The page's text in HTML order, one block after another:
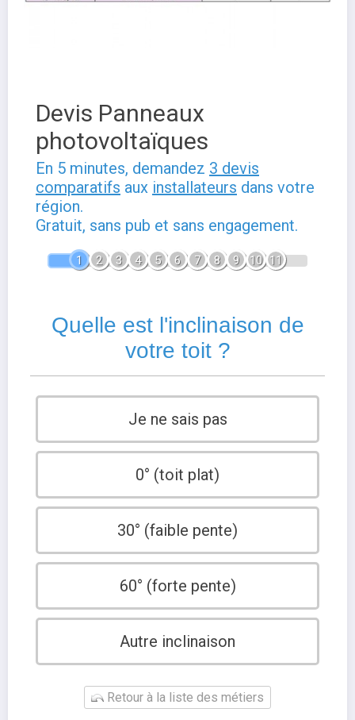
Devis Panneaux
photovoltaïques
En 5 minutes, demandez 3 devis
comparatifs aux installateurs dans votre
région.
Gratuit, sans pub et sans engagement.
1 2 3 4 5 6 7 8 9 10 11
Quelle est l'inclinaison de
votre toit ?
Je ne sais pas
0° (toit plat)
30° (faible pente)
60° (forte pente)
Autre inclinaison
Retour à la liste des métiers